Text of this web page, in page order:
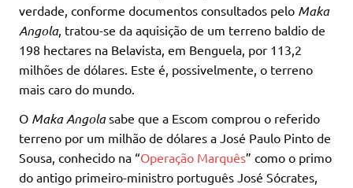
verdade, conforme documentos consultados pelo Maka
Angola, tratou-se da aquisição de um terreno baldio de
198 hectares na Belavista, em Benguela, por 113,2
milhões de dólares. Este é, possivelmente, o terreno
mais caro do mundo.
O Maka Angolasabe que a Escom comprou o referido
terreno por um milhão de dólares a José Paulo Pinto de
Sousa, conhecido na “Operação Marquês” como o primo
do antigo primeiro-ministro português José Sócrates,